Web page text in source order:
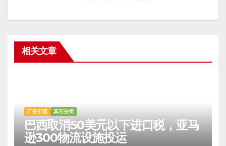
相关文章
广告引流 其它分类
巴西取消50美元以下进口税，亚马
逊300物流设施投运